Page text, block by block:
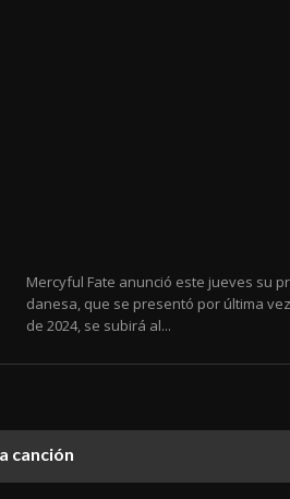
Mercyful Fate anunció este jueves su
danesa, que se presentó por última
de 2024, se subirá al...
canción